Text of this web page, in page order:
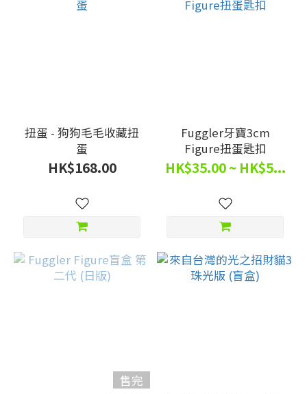
扭蛋 - 狗狗毛毛收藏扭
蛋
HK$168.00
Fuggler牙寶3cm
Figure扭蛋匙扣
HK$35.00 ~ HK$5...
售完